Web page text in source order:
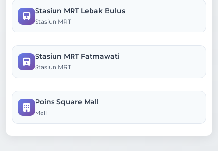
Stasiun MRT Lebak Bulus
Stasiun MRT
Stasiun MRT Fatmawati
Stasiun MRT
Poins Square Mall
Mall